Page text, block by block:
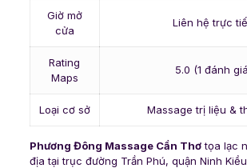
Giờ mở
cửa
Liên hệ trực
Rating
Maps
5.0 (1 đánh
Loại cơ sở Massage trị liệu &
Phương Đông Massage Cần Thơtọa lạc
địa tại trục đường Trần Phú, quận Ninh